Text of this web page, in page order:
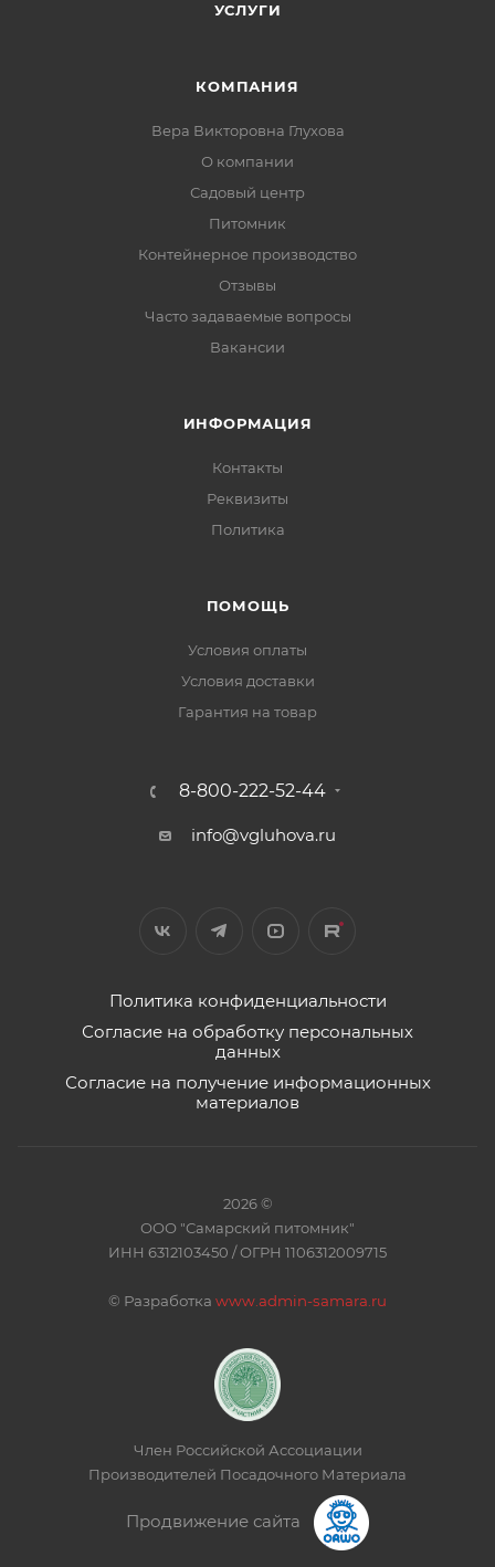
УСЛУГИ
КОМПАНИЯ
Вера Викторовна Глухова
О компании
Садовый центр
Питомник
Контейнерное производство
Отзывы
Часто задаваемые вопросы
Вакансии
ИНФОРМАЦИЯ
Контакты
Реквизиты
Политика
ПОМОЩЬ
Условия оплаты
Условия доставки
Гарантия на товар
8-800-222-52-44
info@vgluhova.ru
Политика конфиденциальности
Согласие на обработку персональных
данных
Согласие на получение информационных
материалов
2026 ©
ООО "Самарский питомник"
ИНН 6312103450 / ОГРН 1106312009715
© Разработка www.admin-samara.ru
Член Российской Ассоциации
Производителей Посадочного Материала
Продвижение сайта